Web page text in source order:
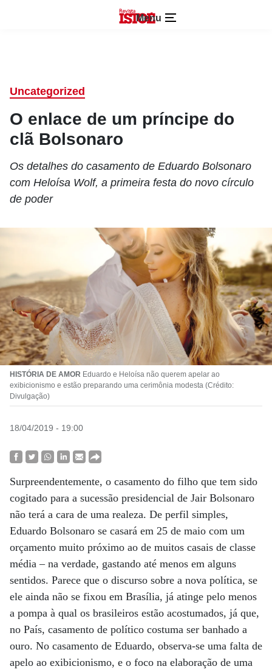
Menu
Uncategorized
O enlace de um príncipe do
clã Bolsonaro
Os detalhes do casamento de Eduardo Bolsonaro
com Heloísa Wolf, a primeira festa do novo círculo
de poder
HISTÓRIA DE AMOR Eduardo e Heloísa não querem apelar ao
exibicionismo e estão preparando uma cerimônia modesta (Crédito:
Divulgação)
18/04/2019 - 19:00
Surpreendentemente, o casamento do filho que tem sido
cogitado para a sucessão presidencial de Jair Bolsonaro
não terá a cara de uma realeza. De perfil simples,
Eduardo Bolsonaro se casará em 25 de maio com um
orçamento muito próximo ao de muitos casais de classe
média – na verdade, gastando até menos em alguns
sentidos. Parece que o discurso sobre a nova política, se
ele ainda não se fixou em Brasília, já atinge pelo menos
a pompa à qual os brasileiros estão acostumados, já que,
no País, casamento de político costuma ser banhado a
ouro. No casamento de Eduardo, observa-se uma falta de
apelo ao exibicionismo, e o foco na elaboração de uma